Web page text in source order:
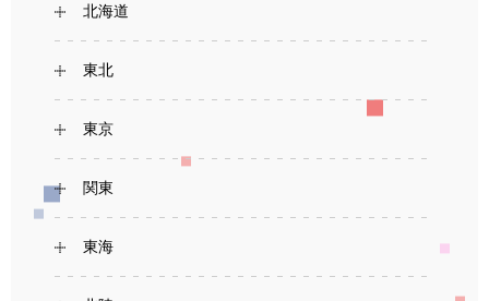
北海道
東北
東京
関東
東海